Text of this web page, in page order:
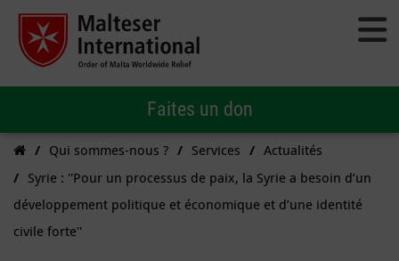
Faites un don
Qui sommes-nous ? Services
Actualités
Syrie : ''Pour un processus de paix, la Syrie a besoin d’un
développement politique et économique et d’une identité
civile forte''